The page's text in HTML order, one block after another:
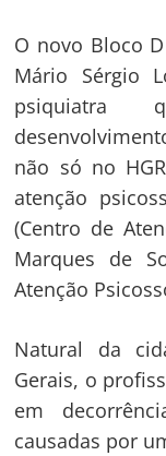
O novo Bloco
Mário Sérgio
não só no
atenção
(Centro de
Marques de
Atenção
Natural da
Gerais, o
em
causadas por